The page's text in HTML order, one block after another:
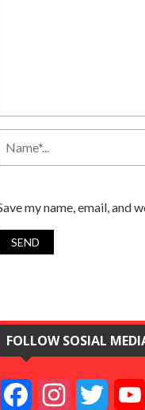
my name, email, and
FOLLOW SOSIAL
FacebookInstagramTwitter